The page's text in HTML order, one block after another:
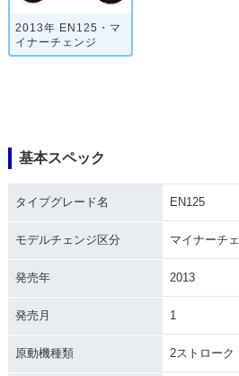
2013年 EN125・マ
イナーチェンジ
基本スペック
タイプグレード名 EN125
モデルチェンジ区分 マイナーチ
発売年 2013
発売月 1
原動機種類 2ストローク